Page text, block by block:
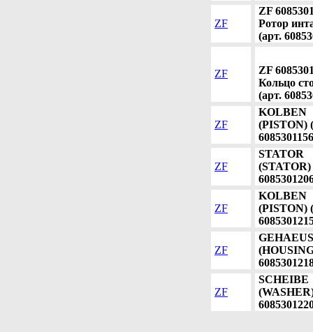
ZF
ZF
Ротор
(арт.
ZF
ZF
Кольцо
(арт.
ZF
KOLBEN
(PISTON)
ZF
STATOR
(STATOR)
ZF
KOLBEN
(PISTON)
ZF
ZF
SCHEIBE